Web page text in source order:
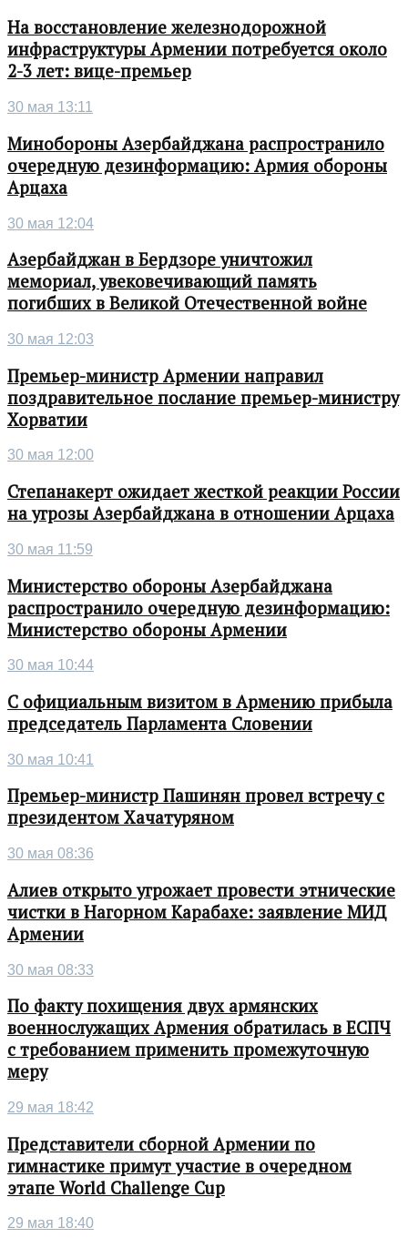
На восстановление железнодорожной
инфраструктуры Армении потребуется около
2-3 лет: вице-премьер
30 мая 13:11
Минобороны Азербайджана распространило
очередную дезинформацию: Армия обороны
Арцаха
30 мая 12:04
Азербайджан в Бердзоре уничтожил
мемориал, увековечивающий память
погибших в Великой Отечественной войне
30 мая 12:03
Премьер-министр Армении направил
поздравительное послание премьер-министру
Хорватии
30 мая 12:00
Степанакерт ожидает жесткой реакции России
на угрозы Азербайджана в отношении Арцаха
30 мая 11:59
Министерство обороны Азербайджана
распространило очередную дезинформацию:
Министерство обороны Армении
30 мая 10:44
С официальным визитом в Армению прибыла
председатель Парламента Словении
30 мая 10:41
Премьер-министр Пашинян провел встречу с
президентом Хачатуряном
30 мая 08:36
Алиев открыто угрожает провести этнические
чистки в Нагорном Карабахе: заявление МИД
Армении
30 мая 08:33
По факту похищения двух армянских
военнослужащих Армения обратилась в ЕСПЧ
с требованием применить промежуточную
меру
29 мая 18:42
Представители сборной Армении по
гимнастике примут участие в очередном
этапе World Challenge Cup
29 мая 18:40